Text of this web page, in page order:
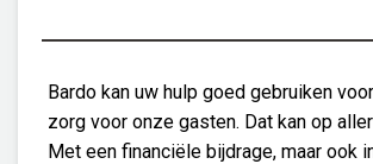
Bardo kan uw hulp goed gebruiken
zorg voor onze gasten. Dat kan op
Met een financiële bijdrage, maar ook